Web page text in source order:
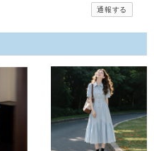
通報する